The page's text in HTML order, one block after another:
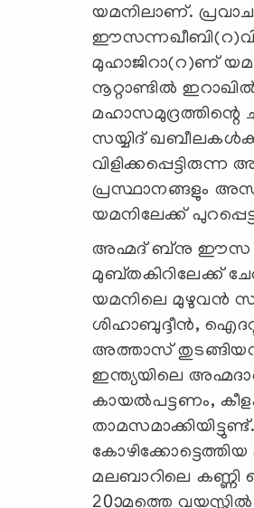
യമനിലാണ്.
മുഹാജിറാ(റ)ണ്
നൂറ്റാണ്ടില്‍
മഹാസമുദ്രത്തിന്റെ
സയ്യിദ്
പ്രസ്ഥാനങ്ങളും
യമനിലേക്ക്
അഹ്മദ് ബ്‌നു ഈസ
മുബ്തകിറിലേക്ക്
യമനിലെ മുഴുവന്‍
ശിഹാബുദ്ദീന്‍,
അത്താസ്
ഇന്ത്യയിലെ
കായല്‍പട്ടണം,
മലബാറിലെ
20ാമത്തെ